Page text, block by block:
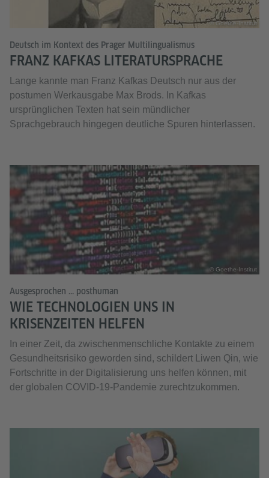
© Goethe-Institut
Deutsch im Kontext des Prager Multilingualismus
FRANZ KAFKAS LITERATURSPRACHE
Lange kannte man Franz Kafkas Deutsch nur aus der
postumen Werkausgabe Max Brods. In Kafkas
ursprünglichen Texten hat sein mündlicher
Sprachgebrauch hingegen deutliche Spuren hinterlassen.
© Goethe-Institut
Ausgesprochen ... posthuman
WIE TECHNOLOGIEN UNS IN
KRISENZEITEN HELFEN
In einer Zeit, da zwischenmenschliche Kontakte zu einem
Gesundheitsrisiko geworden sind, schildert Liwen Qin, wie
Fortschritte in der Digitalisierung uns helfen können, mit
der globalen COVID-19-Pandemie zurechtzukommen.